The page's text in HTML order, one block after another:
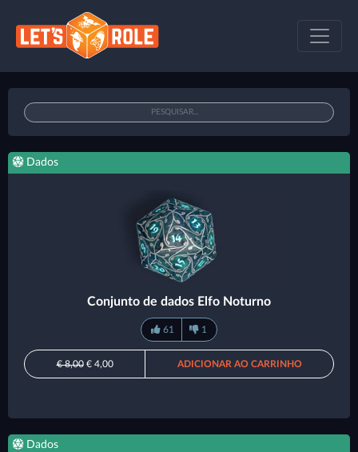
Dados
Conjunto de dados Elfo Noturno
61 1
€ 8,00€ 4,00 ADICIONAR AO CARRINHO
Dados